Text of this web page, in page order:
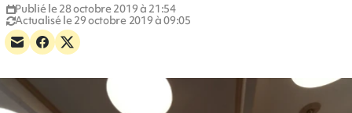
Publié le 28 octobre 2019 à 21:54
Actualisé le 29 octobre 2019 à 09:05